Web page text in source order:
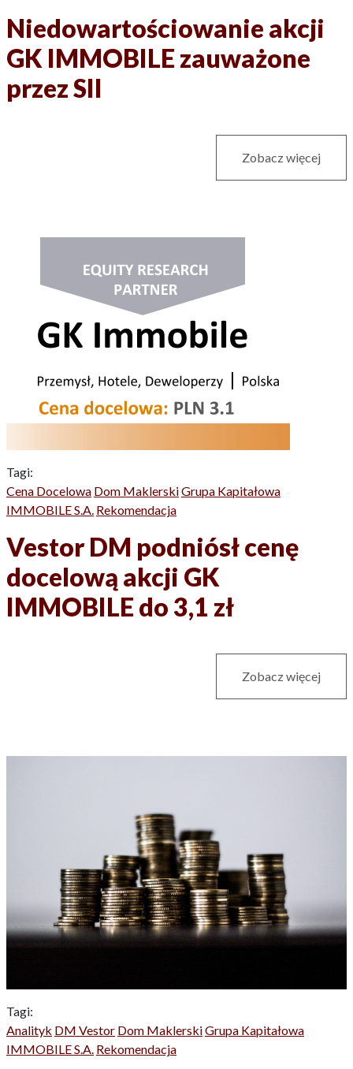
Niedowartościowanie akcji
GK IMMOBILE zauważone
przez SII
Zobacz więcej
Tagi:
Cena Docelowa Dom MaklerskiGrupa Kapitałowa
IMMOBILE S.A. Rekomendacja
Vestor DM podniósł cenę
docelową akcji GK
IMMOBILE do 3,1 zł
Zobacz więcej
Tagi:
Analityk DM Vestor Dom MaklerskiGrupa Kapitałowa
IMMOBILE S.A. Rekomendacja